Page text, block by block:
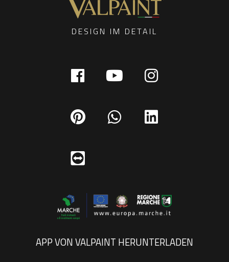
DESIGN IM DETAIL
APP VON VALPAINT HERUNTERLADEN